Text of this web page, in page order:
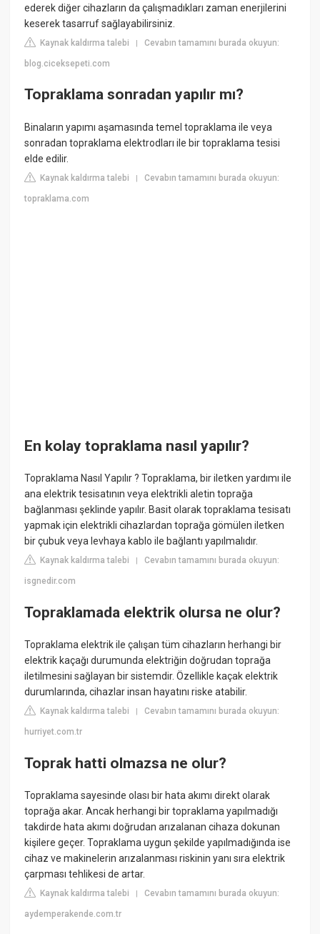
ederek diğer cihazların da çalışmadıkları zaman enerjilerini
keserek tasarruf sağlayabilirsiniz.
Kaynak kaldırma talebi |Cevabın tamamını burada okuyun:
blog.ciceksepeti.com
Topraklama sonradan yapılır mı?
Binaların yapımı aşamasında temel topraklama ile veya
sonradan topraklama elektrodları ile bir topraklama tesisi
elde edilir.
Kaynak kaldırma talebi |Cevabın tamamını burada okuyun:
topraklama.com
En kolay topraklama nasıl yapılır?
Topraklama Nasıl Yapılır ? Topraklama, bir iletken yardımı ile
ana elektrik tesisatının veya elektrikli aletin toprağa
bağlanması şeklinde yapılır. Basit olarak topraklama tesisatı
yapmak için elektrikli cihazlardan toprağa gömülen iletken
bir çubuk veya levhaya kablo ile bağlantı yapılmalıdır.
Kaynak kaldırma talebi |Cevabın tamamını burada okuyun:
isgnedir.com
Topraklamada elektrik olursa ne olur?
Topraklama elektrik ile çalışan tüm cihazların herhangi bir
elektrik kaçağı durumunda elektriğin doğrudan toprağa
iletilmesini sağlayan bir sistemdir. Özellikle kaçak elektrik
durumlarında, cihazlar insan hayatını riske atabilir.
Kaynak kaldırma talebi |Cevabın tamamını burada okuyun:
hurriyet.com.tr
Toprak hatti olmazsa ne olur?
Topraklama sayesinde olası bir hata akımı direkt olarak
toprağa akar. Ancak herhangi bir topraklama yapılmadığı
takdirde hata akımı doğrudan arızalanan cihaza dokunan
kişilere geçer. Topraklama uygun şekilde yapılmadığında ise
cihaz ve makinelerin arızalanması riskinin yanı sıra elektrik
çarpması tehlikesi de artar.
Kaynak kaldırma talebi |Cevabın tamamını burada okuyun:
aydemperakende.com.tr